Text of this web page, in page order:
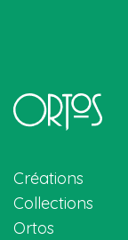
Créations
Collections
Ortos